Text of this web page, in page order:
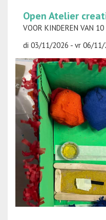
Open Atelier
VOOR KINDEREN VAN
di 03/11/2026 - vr 06/11/